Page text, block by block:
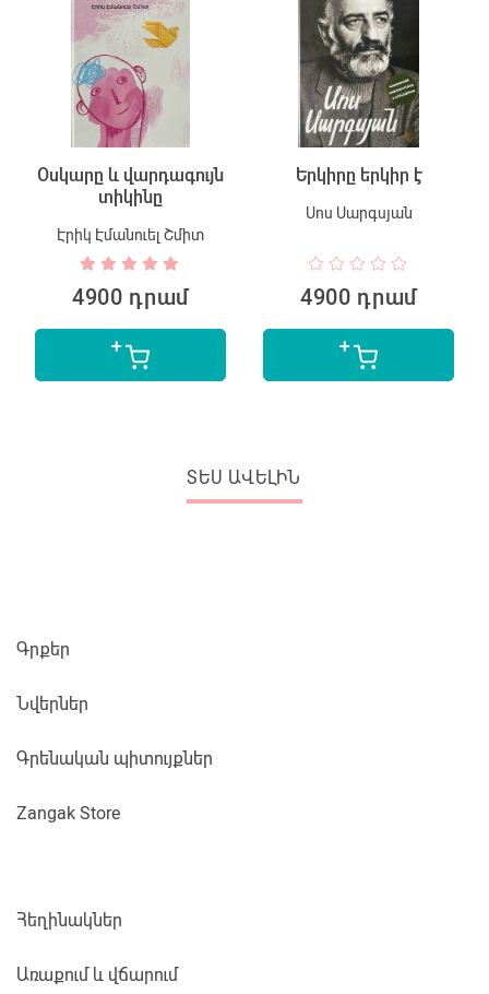
Օսկարը և վարդագույն
տիկինը
Էրիկ Էմանուել Շմիտ
4900 դրամ
Երկիրը երկիր է
Սոս Սարգսյան
4900 դրամ
ՏԵՍ ԱՎԵԼԻՆ
Գրքեր
Նվերներ
Գրենական պիտույքներ
Zangak Store
Հեղինակներ
Առաքում և վճարում